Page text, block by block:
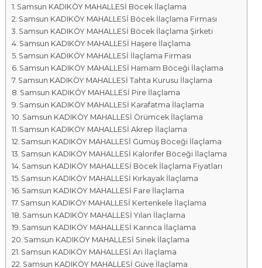
a
l
a
r
ı
Samsun KADIKÖY MAHALLESİ Böcek İlaçlama
Samsun KADIKÖY MAHALLESİ Böcek İlaçlama Firması
Samsun KADIKÖY MAHALLESİ Böcek İlaçlama Şirketi
Samsun KADIKÖY MAHALLESİ Haşere İlaçlama
Samsun KADIKÖY MAHALLESİ İlaçlama Firması
Samsun KADIKÖY MAHALLESİ Hamam Böceği İlaçlama
Samsun KADIKÖY MAHALLESİ Tahta Kurusu İlaçlama
Samsun KADIKÖY MAHALLESİ Pire İlaçlama
Samsun KADIKÖY MAHALLESİ Karafatma İlaçlama
Samsun KADIKÖY MAHALLESİ Örümcek İlaçlama
Samsun KADIKÖY MAHALLESİ Akrep İlaçlama
Samsun KADIKÖY MAHALLESİ Gümüş Böceği İlaçlama
Samsun KADIKÖY MAHALLESİ Kalorifer Böceği İlaçlama
Samsun KADIKÖY MAHALLESİ Böcek İlaçlama Fiyatları
Samsun KADIKÖY MAHALLESİ Kırkayak İlaçlama
Samsun KADIKÖY MAHALLESİ Fare İlaçlama
Samsun KADIKÖY MAHALLESİ Kertenkele İlaçlama
Samsun KADIKÖY MAHALLESİ Yılan İlaçlama
Samsun KADIKÖY MAHALLESİ Karınca İlaçlama
Samsun KADIKÖY MAHALLESİ Sinek İlaçlama
Samsun KADIKÖY MAHALLESİ Arı İlaçlama
Samsun KADIKÖY MAHALLESİ Güve İlaçlama